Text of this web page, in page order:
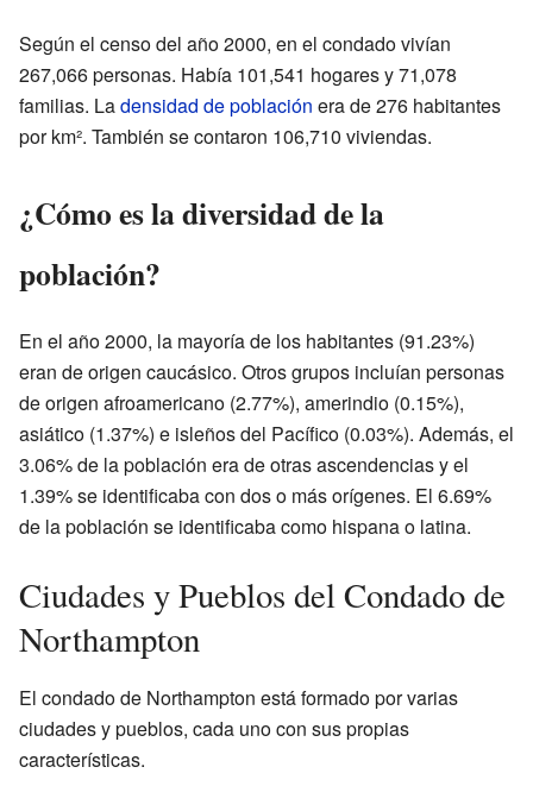
Según el censo del año 2000, en el condado vivían
267,066 personas. Había 101,541 hogares y 71,078
familias. Ladensidad de población era de 276 habitantes
por km². También se contaron 106,710 viviendas.
¿Cómo es la diversidad de la
población?
En el año 2000, la mayoría de los habitantes (91.23%)
eran de origen caucásico. Otros grupos incluían personas
de origen afroamericano (2.77%), amerindio (0.15%),
asiático (1.37%) e isleños del Pacífico (0.03%). Además, el
3.06% de la población era de otras ascendencias y el
1.39% se identificaba con dos o más orígenes. El 6.69%
de la población se identificaba como hispana o latina.
Ciudades y Pueblos del Condado de
Northampton
El condado de Northampton está formado por varias
ciudades y pueblos, cada uno con sus propias
características.